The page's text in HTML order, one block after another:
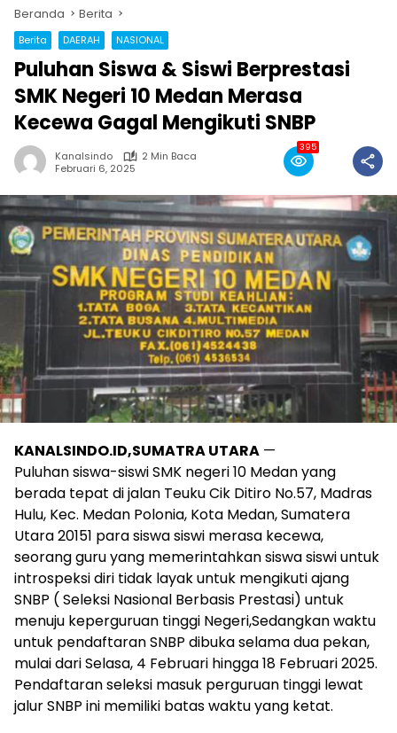
Beranda Berita
Berita DAERAH NASIONAL
Puluhan Siswa & Siswi Berprestasi
SMK Negeri 10 Medan Merasa
Kecewa Gagal Mengikuti SNBP
Kanalsindo
2 Min Baca
Februari 6, 2025
395
KANALSINDO.ID,SUMATRA UTARA —
Puluhan siswa-siswi SMK negeri 10 Medan yang
berada tepat di jalan Teuku Cik Ditiro No.57, Madras
Hulu, Kec. Medan Polonia, Kota Medan, Sumatera
Utara 20151 para siswa siswi merasa kecewa,
seorang guru yang memerintahkan siswa siswi untuk
introspeksi diri tidak layak untuk mengikuti ajang
SNBP ( Seleksi Nasional Berbasis Prestasi) untuk
menuju keperguruan tinggi Negeri,Sedangkan waktu
untuk pendaftaran SNBP dibuka selama dua pekan,
mulai dari Selasa, 4 Februari hingga 18 Februari 2025.
Pendaftaran seleksi masuk perguruan tinggi lewat
jalur SNBP ini memiliki batas waktu yang ketat.